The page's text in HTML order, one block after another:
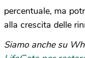
percentuale, ma
alla crescita delle
Siamo anche su